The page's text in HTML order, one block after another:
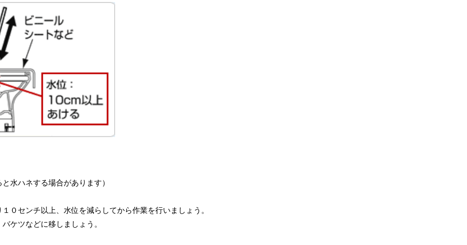
水ハネする場合があります）
０センチ以上、水位を減らしてから作業を行いましょう。
ケツなどに移しましょう。